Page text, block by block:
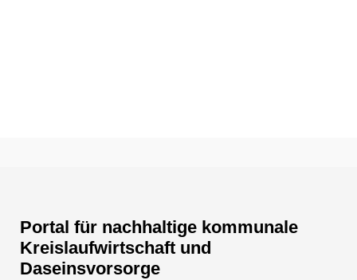
Portal für nachhaltige kommunale
Kreislaufwirtschaft und
Daseinsvorsorge